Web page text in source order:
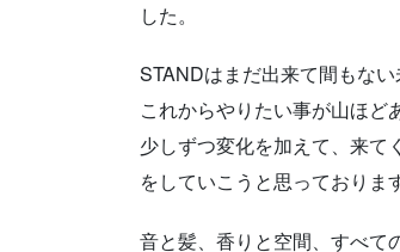
した。
STANDはまだ出来て間もない
これからやりたい事が山ほど
少しずつ変化を加えて、来て
をしていこうと思っております
音と髪、香りと空間、すべて